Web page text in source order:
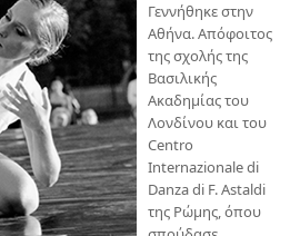
Γεννήθηκε στην
Αθήνα. Απόφοιτος
της σχολής της
Βασιλικής
Ακαδημίας του
Λονδίνου και του
Centro
Internazionale di
Danza di F. Astaldi
της Ρώμης, όπου